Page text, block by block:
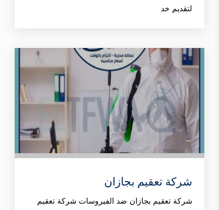
لتقديم خد
شركة تعقيم بجازان
شركة تعقيم بجازان ضد الفيروسات شركة تعقيم